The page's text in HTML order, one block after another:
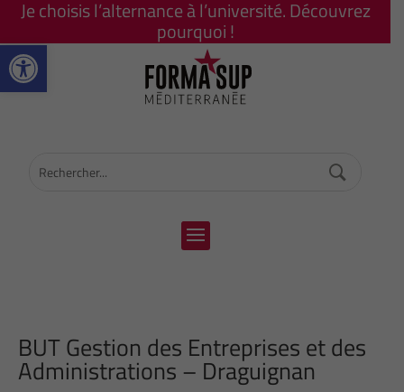
Ouvrir la barre d’outils
Je choisis l’alternance à l’université. Découvrez
pourquoi !
BUT Gestion des Entreprises et des
Administrations – Draguignan